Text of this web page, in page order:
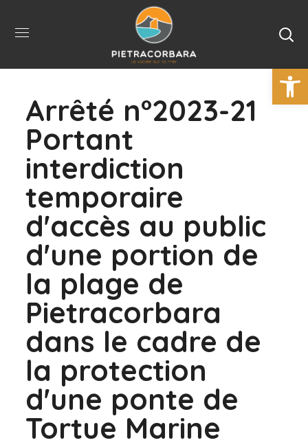
Ouvrir
Arrêté n°2023-21
Portant
interdiction
temporaire
d'accès au public
d'une portion de
la plage de
Pietracorbara
dans le cadre de
la protection
d'une ponte de
Tortue Marine